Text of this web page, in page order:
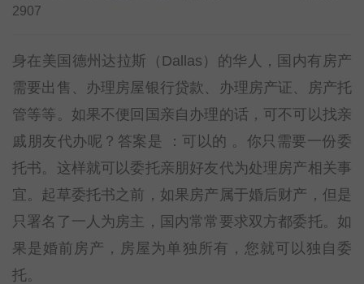
2907
身在美国德州达拉斯（Dallas）的华人，国内有房产
需要出售、办理房屋银行贷款、办理房产证、房产托
管等等。如果不便回国亲自办理的话，可不可以找亲
戚朋友代办呢？答案是 ：可以的 。你只需要一份委
托书。这样就可以委托亲朋好友代为处理房产相关事
宜。起草委托书之前，如果房产属于婚后财产，但是
只署名了一人为房主，国内常常要求双方都委托。如
果是婚前房产，房屋为单独所有，您就可以独自委
托。